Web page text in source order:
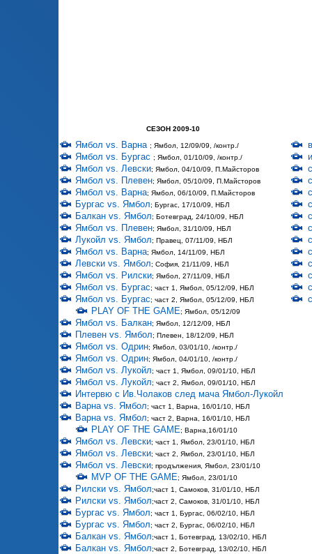
СЕЗОН 2009-10
Ямбол vs. Варна ; Ямбол, 12/09/09, /контр./
Ямбол vs. Бургас ; Ямбол, 01/10/09, /контр./
Ямбол vs. Левски; Ямбол, 04/10/09, П.Майсторов
Ямбол vs. Плевен; Ямбол, 05/10/09, П.Майсторов
Ямбол vs. Варна; Ямбол, 06/10/09, П.Майсторов
Бургас vs. Ямбол; Бургас, 17/10/09, НБЛ
Балкан vs. Ямбол; Ботевград, 24/10/09, НБЛ
Ямбол vs. Плевен; Ямбол, 31/10/09, НБЛ
Лукойл vs. Ямбол; Правец, 07/11/09, НБЛ
Ямбол vs. Варна; Ямбол, 14/11/09, НБЛ
Левски vs. Ямбол; София, 21/11/09, НБЛ
Ямбол vs. Рилски; Ямбол, 27/11/09, НБЛ
Ямбол vs. Бургас; част 1, Ямбол, 05/12/09, НБЛ
Ямбол vs. Бургас; част 2, Ямбол, 05/12/09, НБЛ
PLAY OF THE GAME; Ямбол, 05/12/09
Ямбол vs. Балкан; Ямбол, 12/12/09, НБЛ
Плевен vs. Ямбол; Плевен, 18/12/09, НБЛ
Ямбол vs. Одрин; Ямбол, 03/01/10, /контр./
Ямбол vs. Одрин; Ямбол, 04/01/10, /контр./
Ямбол vs. Лукойл; част 1, Ямбол, 09/01/10, НБЛ
Ямбол vs. Лукойл; част 2, Ямбол, 09/01/10, НБЛ
Интервю с Ив.Чолаков след мача Ямбол-Лукойл
Варна vs. Ямбол; част 1, Варна, 16/01/10, НБЛ
Варна vs. Ямбол; част 2, Варна, 16/01/10, НБЛ
PLAY OF THE GAME; Варна,16/01/10
Ямбол vs. Левски; част 1, Ямбол, 23/01/10, НБЛ
Ямбол vs. Левски; част 2, Ямбол, 23/01/10, НБЛ
Ямбол vs. Левски; продължения, Ямбол, 23/01/10
MVP OF THE GAME; Ямбол, 23/01/10
Рилски vs. Ямбол;част 1, Самоков, 31/01/10, НБЛ
Рилски vs. Ямбол;част 2, Самоков, 31/01/10, НБЛ
Бургас vs. Ямбол; част 1, Бургас, 06/02/10, НБЛ
Бургас vs. Ямбол; част 2, Бургас, 06/02/10, НБЛ
Балкан vs. Ямбол;част 1, Ботевград, 13/02/10, НБЛ
Балкан vs. Ямбол;част 2, Ботевград, 13/02/10, НБЛ